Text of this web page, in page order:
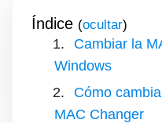
Índice ( )
Cambiar la
Windows
Cómo
MAC Changer